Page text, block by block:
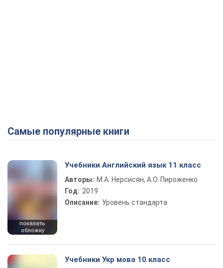
Самые популярные книги
показать
обложку
Учебники Английский язык 11 класс
Авторы: М.А. Нерсисян, А.О. Пироженко
Год: 2019
Описание: Уровень стандарта
Учебники Укр мова 10 класс